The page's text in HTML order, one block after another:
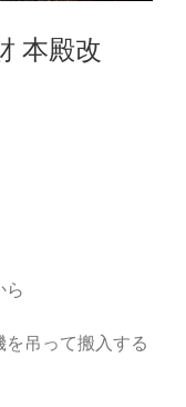
本殿改
ら
吊って搬入する